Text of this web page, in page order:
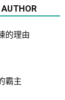
AUTHOR
的理由
霸主